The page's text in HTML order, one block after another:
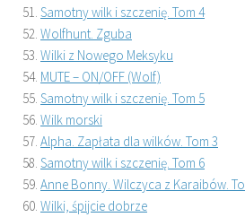
Samotny wilk i szczenię. Tom 4
Wolfhunt. Zguba
Wilki z Nowego Meksyku
MUTE – ON/OFF (Wolf)
Samotny wilk i szczenię. Tom 5
Wilk morski
Alpha. Zapłata dla wilków. Tom 3
Samotny wilk i szczenię. Tom 6
Anne Bonny. Wilczyca z Karaibów.
Wilki, śpijcie dobrze